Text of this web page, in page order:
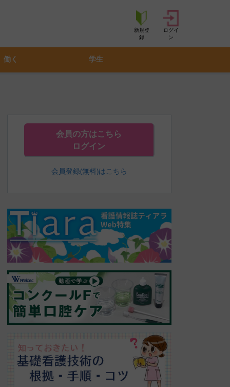
新規登
録
ログイ
ン
働く 学生
会員の方はこちら
ログイン
会員登録(無料)はこちら